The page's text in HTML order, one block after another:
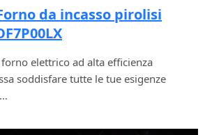
da incasso pirolisi
elettrico ad alta efficienza
soddisfare tutte le tue esigenze